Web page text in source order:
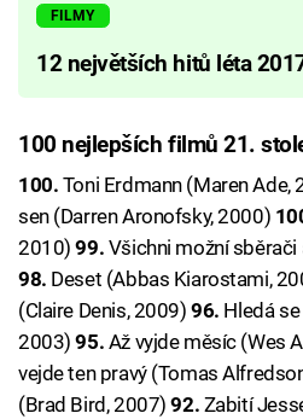
FILMY
12 největších hitů léta
100 nejlepších filmů 21.
100. Toni Erdmann (Maren Ade,
sen (Darren Aronofsky, 2000)
2010)99. Všichni možní sběrači
98. Deset (Abbas Kiarostami,
(Claire Denis, 2009)96. Hledá
2003)95. Až vyjde měsíc (Wes
vejde ten pravý (Tomas
(Brad Bird, 2007)92. Zabití